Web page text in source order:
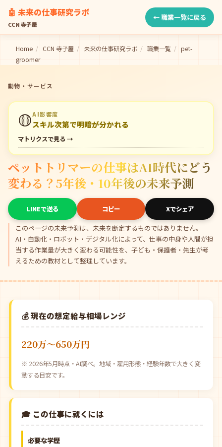
🤖 未来の仕事研究ラボ
CCN 寺子屋
← 職業一覧に戻る
Home / CCN 寺子屋 / 未来の仕事研究ラボ / 職業一覧 / pet-
groomer
動物・サービス
🟡AI影響度
スキル次第で明暗が分かれる
マトリクスで見る →
ペットトリマーの仕事はAI時代にどう
変わる？5年後・10年後の未来予測
LINEで送る コピー Xでシェア
このページの未来予測は、未来を断定するものではありません。
AI・自動化・ロボット・デジタル化によって、仕事の中身や人間が担
当する作業量が大きく変わる可能性を、子ども・保護者・先生が考
えるための教材として整理しています。
💰 現在の想定給与相場レンジ
220万〜650万円
※ 2026年5月時点・AI調べ。地域・雇用形態・経験年数で大きく変
動する目安です。
🎓 この仕事に就くには
必要な学歴